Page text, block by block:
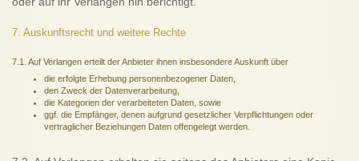
7. Auskunftsrecht und weitere Rechte
7.1. Auf Verlangen erteilt der Anbieter ihnen insbesondere Auskunft über
die erfolgte Erhebung personenbezogener Daten,
den Zweck der Datenverarbeitung,
die Kategorien der verarbeiteten Daten, sowie
ggf. die Empfänger, denen aufgrund gesetzlicher Verpflichtungen oder
vertraglicher Beziehungen Daten offengelegt werden.